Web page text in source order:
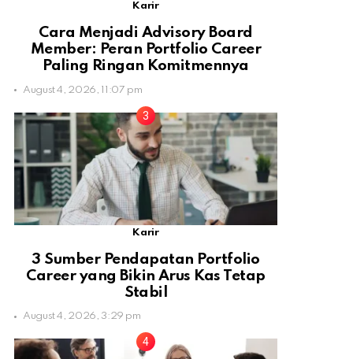
Karir
Cara Menjadi Advisory Board
Member: Peran Portfolio Career
Paling Ringan Komitmennya
August 4, 2026, 11:07 pm
Karir
3 Sumber Pendapatan Portfolio
Career yang Bikin Arus Kas Tetap
Stabil
August 4, 2026, 3:29 pm